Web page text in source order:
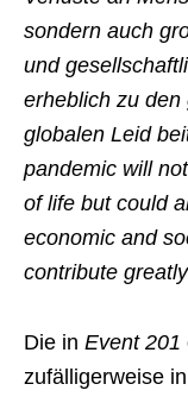
sondern auch
und
erheblich zu den
globalen Leid
pandemic will
of life but could
economic and
contribute
Die in Event 201
zufälligerweise